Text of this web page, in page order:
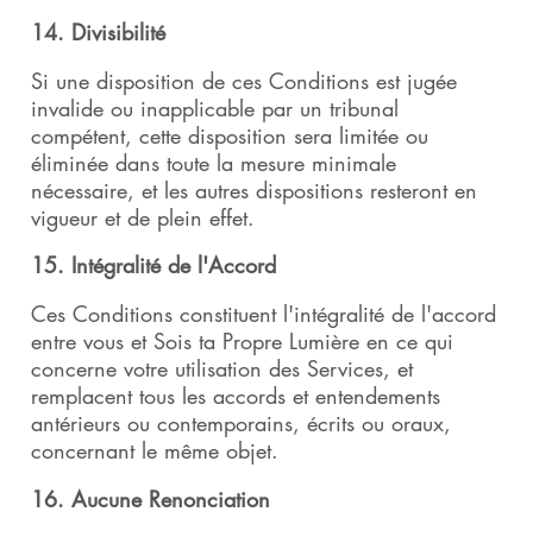
14. Divisibilité
Si une disposition de ces Conditions est jugée
invalide ou inapplicable par un tribunal
compétent, cette disposition sera limitée ou
éliminée dans toute la mesure minimale
nécessaire, et les autres dispositions resteront en
vigueur et de plein effet.
15. Intégralité de l'Accord
Ces Conditions constituent l'intégralité de l'accord
entre vous et Sois ta Propre Lumière en ce qui
concerne votre utilisation des Services, et
remplacent tous les accords et entendements
antérieurs ou contemporains, écrits ou oraux,
concernant le même objet.
16. Aucune Renonciation